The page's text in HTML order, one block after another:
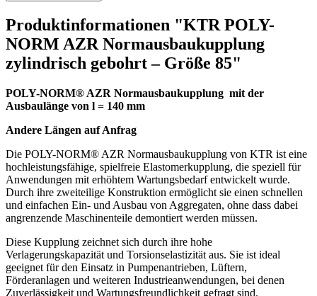
Produktinformationen "KTR POLY-
NORM AZR Normausbaukupplung
zylindrisch gebohrt – Größe 85"
POLY-NORM® AZR Normausbaukupplung mit der
Ausbaulänge von l = 140 mm
Andere Längen auf Anfrag
Die POLY-NORM® AZR Normausbaukupplung von KTR ist eine
hochleistungsfähige, spielfreie Elastomerkupplung, die speziell für
Anwendungen mit erhöhtem Wartungsbedarf entwickelt wurde.
Durch ihre zweiteilige Konstruktion ermöglicht sie einen schnellen
und einfachen Ein- und Ausbau von Aggregaten, ohne dass dabei
angrenzende Maschinenteile demontiert werden müssen.
Diese Kupplung zeichnet sich durch ihre hohe
Verlagerungskapazität und Torsionselastizität aus. Sie ist ideal
geeignet für den Einsatz in Pumpenantrieben, Lüftern,
Förderanlagen und weiteren Industrieanwendungen, bei denen
Zuverlässigkeit und Wartungsfreundlichkeit gefragt sind.